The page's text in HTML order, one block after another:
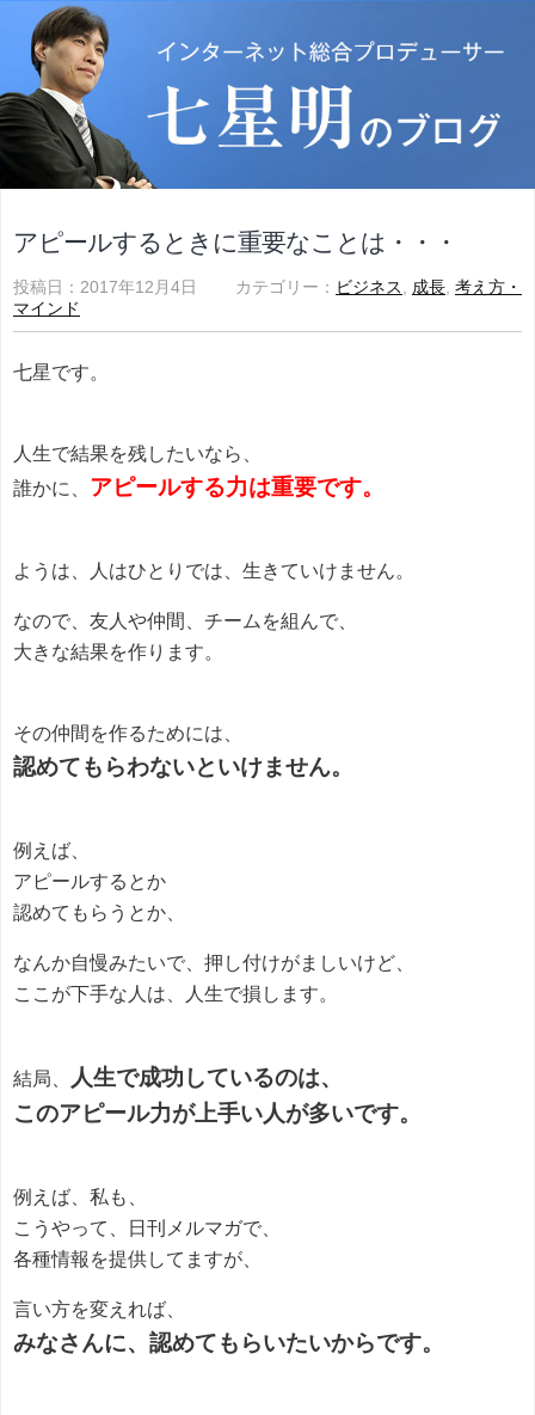
アピールするときに重要なことは・・・
投稿日：2017年12月4日 カテゴリー： ビジネス, 成長, 考え方・
マインド
七星です。
人生で結果を残したいなら、
誰かに、 アピールする力は重要です。
ようは、人はひとりでは、生きていけません。
なので、友人や仲間、チームを組んで、
大きな結果を作ります。
その仲間を作るためには、
認めてもらわないといけません。
例えば、
アピールするとか
認めてもらうとか、
なんか自慢みたいで、押し付けがましいけど、
ここが下手な人は、人生で損します。
結局、
人生で成功しているのは、
このアピール力が上手い人が多いです。
例えば、私も、
こうやって、日刊メルマガで、
各種情報を提供してますが、
言い方を変えれば、
みなさんに、認めてもらいたいからです。